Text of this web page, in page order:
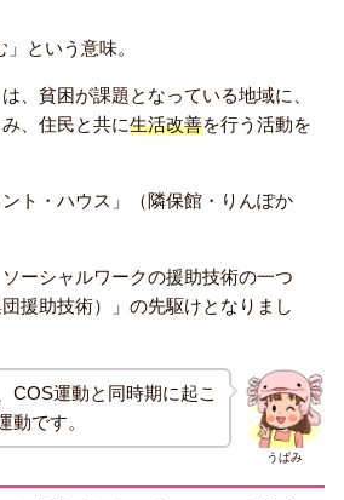
」という意味。
、貧困が課題となっている地域に、
、住民と共に生活改善を行う活動を
ト・ハウス」（隣保館・りんぽか
ーシャルワークの援助技術の一つ
団援助技術）」の先駆けとなりまし
うぱみ
COS運動と同時期に起こ
動です。